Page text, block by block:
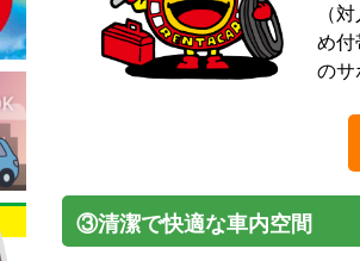
（
め付
のサ
③清潔で快適な車内空間